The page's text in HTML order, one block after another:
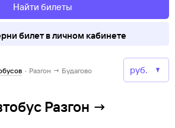
Найти билеты
билет в личном кабинете
· Разгон → Будагово
Разгон →